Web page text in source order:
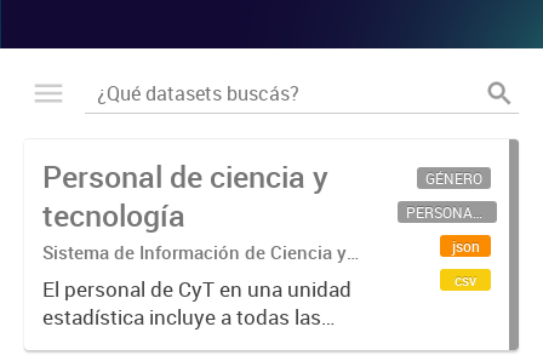
Personal de ciencia y
tecnología
Sistema de Información de Ciencia y
Tecnología Argentino (SICYTAR)
El personal de CyT en una unidad
estadística incluye a todas las
personas involucradas
GÉNERO
PERSONAL CIENTÍFICO-TECNOLÓGICO
json
csv